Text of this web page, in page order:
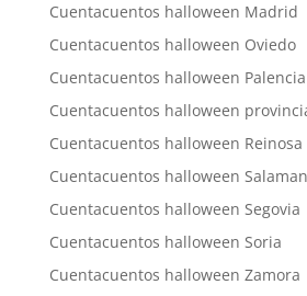
Cuentacuentos halloween Madrid
Cuentacuentos halloween Oviedo
Cuentacuentos halloween Palencia
Cuentacuentos halloween
Cuentacuentos halloween Reinosa
Cuentacuentos halloween
Cuentacuentos halloween Segovia
Cuentacuentos halloween Soria
Cuentacuentos halloween Zamora